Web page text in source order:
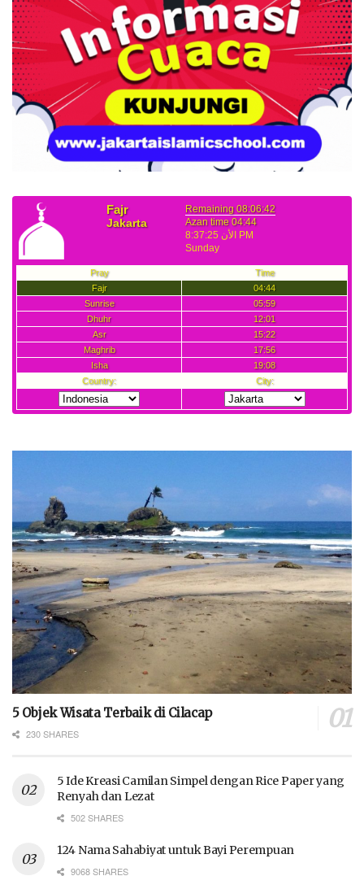
5 Objek Wisata Terbaik di Cilacap
230 SHARES
5 Ide Kreasi Camilan Simpel dengan Rice Paper yang
Renyah dan Lezat
502 SHARES
124 Nama Sahabiyat untuk Bayi Perempuan
9068 SHARES